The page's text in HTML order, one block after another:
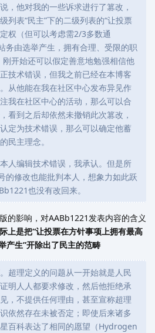
，他对我的一些诉求进行了篡改，
列表“民主”下的二级列表的“让投票
权（但可以考虑需2/3多数通
务由选举产生，拥有合理、受限的职
开始还可以假定善意地勉强相信他
技术错误，但我之前已经在本博客
从他能在我在社区中心发布异见作
我在社区中心的活动，那么可以合
看到之后却依然未撤销此次篡改，
定为技术错误，那么可以确定他蓄
民主理念。
人编辑技术错误，我承认。但是所
的修改也能批判本人，想象力如此跃
也没有改回来。
的影响，对AABb1221发表内容的含义
上是把“让投票在方针事项上拥有最高
产生”开除出了民主的范畴
超理定义的问题从一开始就是人民
明人人都要求修改，然后他拒绝承
，不提供任何理由，甚至宣称超理
依然存在未被否定；即使后来诸多
百科表达了相同的愿望（Hydrogen